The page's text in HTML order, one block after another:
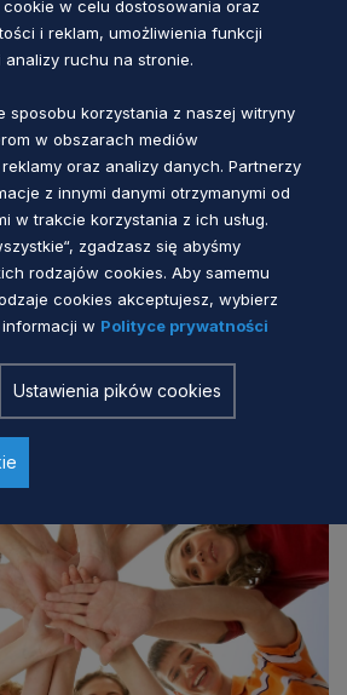
dla uczniów
(lato 2026)
w celu dostosowania oraz
i reklam, umożliwienia funkcji
analizy ruchu na stronie.
sposobu korzystania z naszej witryny
w obszarach mediów
oraz analizy danych. Partnerzy
z innymi danymi otrzymanymi od
w trakcie korzystania z ich usług.
zgadzasz się abyśmy
rodzajów cookies. Aby samemu
cookies akceptujesz, wybierz
informacji w Polityce prywatności
Ustawienia pików cookies